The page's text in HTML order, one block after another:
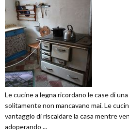
Le cucine a legna ricordano le case di
solitamente non mancavano mai. Le
vantaggio di riscaldare la casa mentre
adoperando ...